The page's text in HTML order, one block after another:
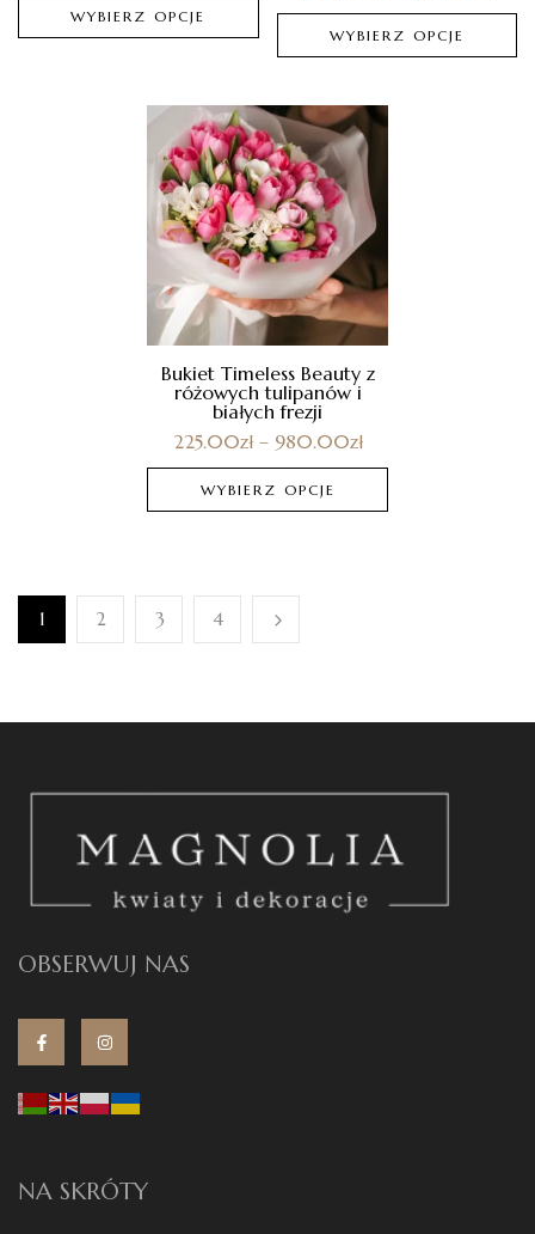
WYBIERZ OPCJE
WYBIERZ OPCJE
Bukiet Timeless Beauty z
różowych tulipanów i
białych frezji
225.00zł– 980.00zł
WYBIERZ OPCJE
1 2 3 4
OBSERWUJ NAS
NA SKRÓTY